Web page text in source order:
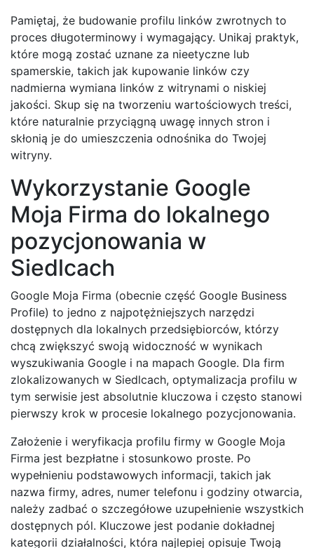
Pamiętaj, że budowanie profilu linków zwrotnych to
proces długoterminowy i wymagający. Unikaj praktyk,
które mogą zostać uznane za nieetyczne lub
spamerskie, takich jak kupowanie linków czy
nadmierna wymiana linków z witrynami o niskiej
jakości. Skup się na tworzeniu wartościowych treści,
które naturalnie przyciągną uwagę innych stron i
skłonią je do umieszczenia odnośnika do Twojej
witryny.
Wykorzystanie Google
Moja Firma do lokalnego
pozycjonowania w
Siedlcach
Google Moja Firma (obecnie część Google Business
Profile) to jedno z najpotężniejszych narzędzi
dostępnych dla lokalnych przedsiębiorców, którzy
chcą zwiększyć swoją widoczność w wynikach
wyszukiwania Google i na mapach Google. Dla firm
zlokalizowanych w Siedlcach, optymalizacja profilu w
tym serwisie jest absolutnie kluczowa i często stanowi
pierwszy krok w procesie lokalnego pozycjonowania.
Założenie i weryfikacja profilu firmy w Google Moja
Firma jest bezpłatne i stosunkowo proste. Po
wypełnieniu podstawowych informacji, takich jak
nazwa firmy, adres, numer telefonu i godziny otwarcia,
należy zadbać o szczegółowe uzupełnienie wszystkich
dostępnych pól. Kluczowe jest podanie dokładnej
kategorii działalności, która najlepiej opisuje Twoją